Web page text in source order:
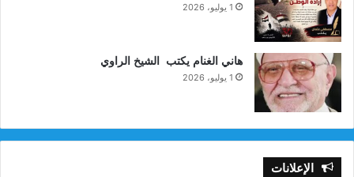
1 يوليو، 2026
هاني الغنام يكتب الشيخ الراوي
1 يوليو، 2026
الإعلانات